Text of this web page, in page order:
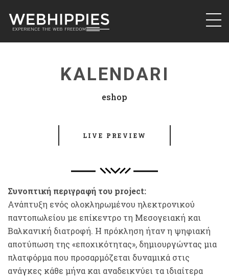
στο
περιεχόμενο
WebHippies
Κατασκευή ιστοσελίδων & eshop στη
KALENDARI
eshop
LIVE PREVIEW
Συνοπτική περιγραφή του project:
Ανάπτυξη ενός ολοκληρωμένου ηλεκτρονικού
παντοπωλείου με επίκεντρο τη Μεσογειακή και
Βαλκανική διατροφή. Η πρόκληση ήταν η ψηφιακή
αποτύπωση της «εποχικότητας», δημιουργώντας μια
πλατφόρμα που προσαρμόζεται δυναμικά στις
ανάγκες κάθε μήνα και αναδεικνύει τα ιδιαίτερα